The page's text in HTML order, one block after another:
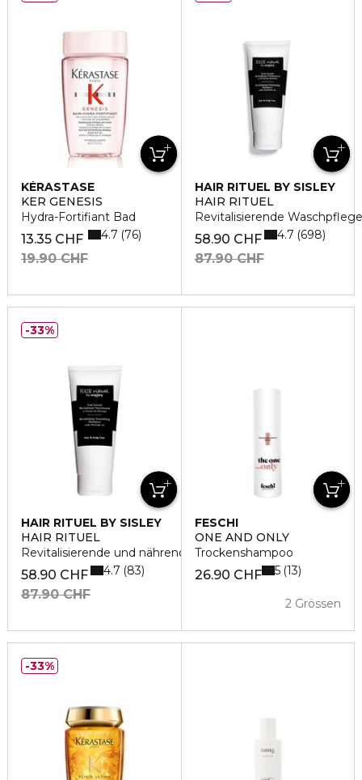
KÉRASTASE
KER GENESIS
Hydra-Fortifiant Bad
13.35 CHF
19.90 CHF
4.7 76
HAIR RITUEL BY SISLEY
HAIR RITUEL
Revitalisierende Waschpflege
58.90 CHF
87.90 CHF
4.7 698
HAIR RITUEL BY SISLEY
HAIR RITUEL
Revitalisierende und nährende Reinigung
58.90 CHF
87.90 CHF
4.7 83
33%
FESCHI
ONE AND ONLY
Trockenshampoo
26.90 CHF
2 Grössen
5 13
33%